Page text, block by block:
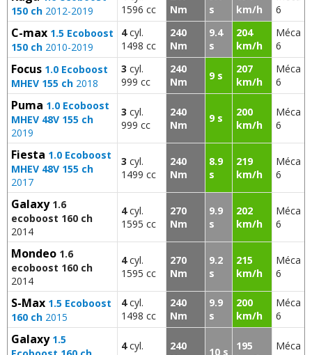
150 ch 2012-2019
1596 cc
Nm
s
km/h
6
C-max 1.5 Ecoboost
150 ch 2010-2019
4cyl.
1498 cc
240
Nm
9.4
s
204
km/h
Méca
6
Focus 1.0 Ecoboost
MHEV 155 ch 2018
3 cyl.
999 cc
240
Nm
9 s
207
km/h
Méca
6
Puma 1.0 Ecoboost
MHEV 48V 155 ch
2019
3 cyl.
999 cc
240
Nm
9 s
200
km/h
Méca
6
Fiesta 1.0 Ecoboost
MHEV 48V 155 ch
2017
3 cyl.
1499 cc
240
Nm
8.9
s
219
km/h
Méca
6
Galaxy1.6
ecoboost 160 ch
2014
4cyl.
1595 cc
270
Nm
9.9
s
202
km/h
Méca
6
Mondeo 1.6
ecoboost 160 ch
2014
4cyl.
1595 cc
270
Nm
9.2
s
215
km/h
Méca
6
S-Max 1.5 Ecoboost
160 ch 2015
4cyl.
1498 cc
240
Nm
9.9
s
200
km/h
Méca
6
Galaxy1.5
4cyl.
240
10 s
195
Méca